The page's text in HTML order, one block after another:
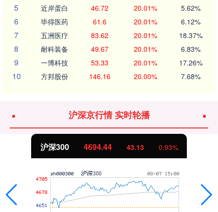
5 近岸蛋白 46.72 20.01% 5.62%
6 毕得医药 61.6 20.01% 6.12%
7 五洲医疗 83.62 20.01% 18.37%
8 耐科装备 49.67 20.01% 6.83%
9 一博科技 53.33 20.01% 17.26%
10 方邦股份 146.16 20.00% 7.68%
沪深京行情 实时轮播
沪深300 4694.44 43.13 0.93%